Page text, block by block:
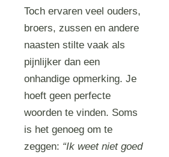
Toch ervaren veel ouders,
broers, zussen en andere
naasten stilte vaak als
pijnlijker dan een
onhandige opmerking. Je
hoeft geen perfecte
woorden te vinden. Soms
is het genoeg om te
zeggen: “Ik weet niet goed